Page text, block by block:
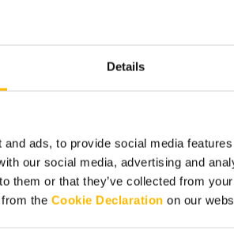
Details
ads, to provide social media
our social media, advertising and
them or that they’ve collected from
the Cookie Declaration on our
om meer te proeven.
een oplader mee voor